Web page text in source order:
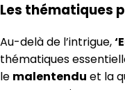
Les thématiques
Au-delà de l’intrigue,
thématiques
le malentendu et la